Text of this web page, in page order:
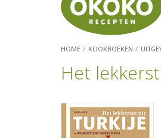
HOME KOOKBOEKEN
Het